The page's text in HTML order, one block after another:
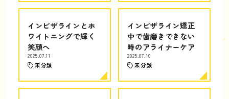
インビザラインとホ
ワイトニングで輝く
笑顔へ
2025.07.11
未分類
インビザライン矯正
中で歯磨きできない
時のアライナーケア
2025.07.10
未分類